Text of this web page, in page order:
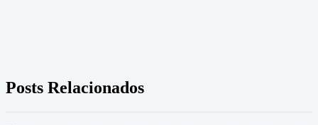
Posts Relacionados